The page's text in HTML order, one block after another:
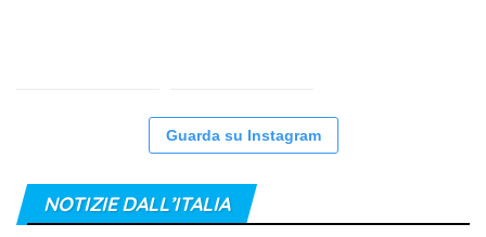
Guarda su Instagram
NOTIZIE DALL’ITALIA